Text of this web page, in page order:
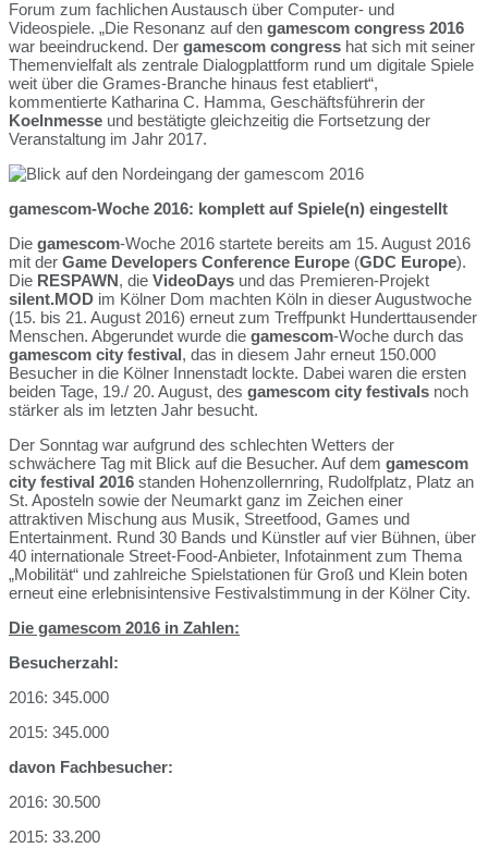
Forum zum fachlichen Austausch über Computer- und
Videospiele. „Die Resonanz auf den gamescom congress 2016
war beeindruckend. Der gamescom congress hat sich mit seiner
Themenvielfalt als zentrale Dialogplattform rund um digitale Spiele
weit über die Grames-Branche hinaus fest etabliert“,
kommentierte Katharina C. Hamma, Geschäftsführerin der
Koelnmesse und bestätigte gleichzeitig die Fortsetzung der
Veranstaltung im Jahr 2017.
gamescom-Woche 2016: komplett auf Spiele(n) eingestellt
Die gamescom-Woche 2016 startete bereits am 15. August 2016
mit der Game Developers Conference Europe (GDC Europe).
Die RESPAWN, die VideoDays und das Premieren-Projekt
silent.MOD im Kölner Dom machten Köln in dieser Augustwoche
(15. bis 21. August 2016) erneut zum Treffpunkt Hunderttausender
Menschen. Abgerundet wurde die gamescom-Woche durch das
gamescom city festival, das in diesem Jahr erneut 150.000
Besucher in die Kölner Innenstadt lockte. Dabei waren die ersten
beiden Tage, 19./ 20. August, des gamescom city festivals noch
stärker als im letzten Jahr besucht.
Der Sonntag war aufgrund des schlechten Wetters der
schwächere Tag mit Blick auf die Besucher. Auf dem gamescom
city festival 2016 standen Hohenzollernring, Rudolfplatz, Platz an
St. Aposteln sowie der Neumarkt ganz im Zeichen einer
attraktiven Mischung aus Musik, Streetfood, Games und
Entertainment. Rund 30 Bands und Künstler auf vier Bühnen, über
40 internationale Street-Food-Anbieter, Infotainment zum Thema
„Mobilität“ und zahlreiche Spielstationen für Groß und Klein boten
erneut eine erlebnisintensive Festivalstimmung in der Kölner City.
Die gamescom 2016 in Zahlen:
Besucherzahl:
2016: 345.000
2015: 345.000
davon Fachbesucher:
2016: 30.500
2015: 33.200